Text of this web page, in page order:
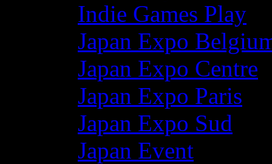
Indie Games Play
Japan Expo
Japan Expo Centre
Japan Expo Paris
Japan Expo Sud
Japan Event